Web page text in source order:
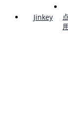
Jinkey